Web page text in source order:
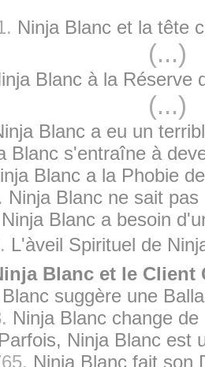
Ninja Blanc et la tête
(...)
Blanc à la Réserve
(...)
Blanc a eu un
Blanc s'entraîne à
Blanc a la Phobie
Ninja Blanc ne sait pas
Ninja Blanc a besoin
L'àveil Spirituel de
Blanc et le Client
suggère une
Ninja Blanc change de
Parfois, Ninja Blanc est
Ninja Blanc fait son